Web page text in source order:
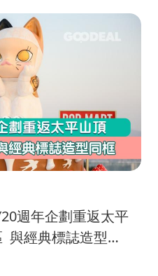
週年企劃重返太平
與經典標誌造型同